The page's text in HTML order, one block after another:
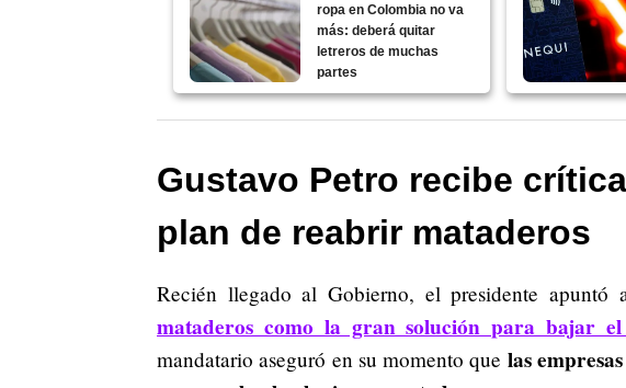
ropa en Colombia no va
más: deberá quitar
letreros de muchas
partes
Gustavo Petro recibe
plan de reabrir mataderos
Recién llegado al Gobierno, el presidente apuntó
mataderos como la gran solución para bajar
mandatario aseguró en su momento que las